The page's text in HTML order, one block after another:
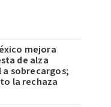
mejora
de alza
a sobrecargos;
la rechaza